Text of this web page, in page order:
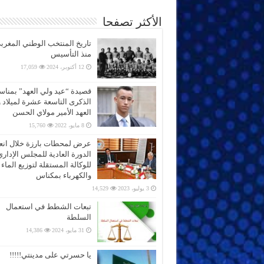
الأكثر تصفحا
تاريخ المنتخب الوطني
منذ التأسيس
12 أكتوبر، 2024 17,059
قصيدة “عيد ولي العهد”
الذكرى التاسعة عشرة
العهد الأمير مولاي الحسن
8 مايو، 2022 15,760
عرض لمحطات بارزة خلال
الدورة العادية للمجلس
للوكالة المستقلة لتوزيع الماء
والكهرباء بمكناس
3 يوليو، 2023 14,529
تبعات الشطط في استعمال
السلطة
31 مايو، 2024 14,386
يا حسرتي على مدينتي!!!!!